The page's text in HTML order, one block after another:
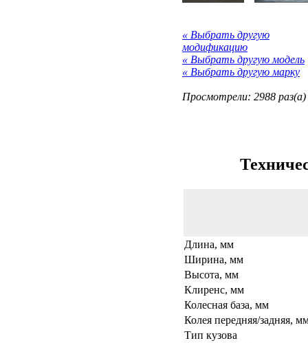
« Выбрать другую
модификацию
« Выбрать другую модель
« Выбрать другую марку
Просмотрели: 2988 раз(а)
Длина, мм
Ширина, мм
Высота, мм
Клиренс, мм
Колесная база, мм
Колея передняя/задняя,
Тип кузова